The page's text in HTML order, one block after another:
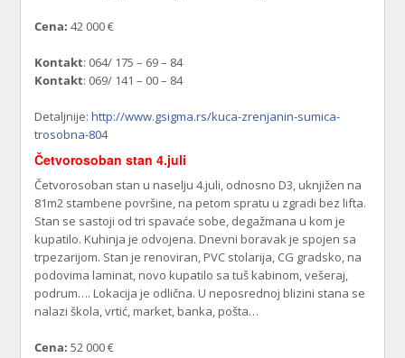
Cena: 42 000 €
Kontakt: 064/ 175 – 69 – 84
Kontakt: 069/ 141 – 00 – 84
Detaljnije:http://www.gsigma.rs/kuca-zrenjanin-sumica-
trosobna-804
Četvorosoban stan 4.juli
Četvorosoban stan u naselju 4.juli, odnosno D3, uknjižen na
81m2 stambene površine, na petom spratu u zgradi bez lifta.
Stan se sastoji od tri spavaće sobe, degažmana u kom je
kupatilo. Kuhinja je odvojena. Dnevni boravak je spojen sa
trpezarijom. Stan je renoviran, PVC stolarija, CG gradsko, na
podovima laminat, novo kupatilo sa tuš kabinom, vešeraj,
podrum…. Lokacija je odlična. U neposrednoj blizini stana se
nalazi škola, vrtić, market, banka, pošta…
Cena: 52 000 €